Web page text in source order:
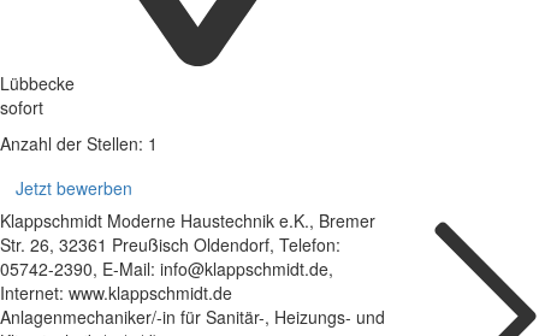
Lübbecke
sofort
Anzahl der Stellen: 1
Jetzt bewerben
Klappschmidt Moderne Haustechnik e.K., Bremer
Str. 26, 32361 Preußisch Oldendorf, Telefon:
05742-2390, E-Mail: info@klappschmidt.de,
Internet: www.klappschmidt.de
Anlagenmechaniker/-in für Sanitär-, Heizungs- und